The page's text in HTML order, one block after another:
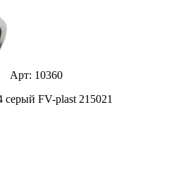
Арт: 10360
FV-plast 215021